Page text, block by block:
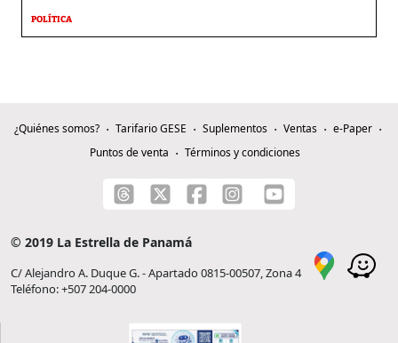
POLÍTICA
¿Quiénes somos? Tarifario GESE Suplementos Ventas
e-Paper
Puntos de venta
Términos y condiciones
© 2019 La Estrella de Panamá
C/ Alejandro A. Duque G. - Apartado 0815-00507, Zona 4
Teléfono: +507 204-0000